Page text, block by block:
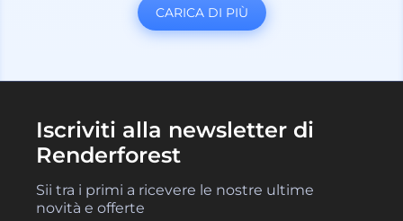
CARICA DI PIÙ
Iscriviti alla newsletter di
Renderforest
Sii tra i primi a ricevere le nostre ultime
novità e offerte